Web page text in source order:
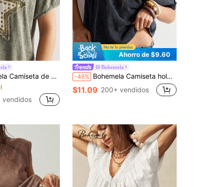
y casual con estampado estilo boho campestre de verano
vendidos
Ahorro de $9.60
Bohemela
-46% Bohemela Camiseta holgada de mujer bohemia de unicolor lavada con cuello redondo, decoración de ojetes metálicos y mangas cortas, adecuada para salidas casuales, festivales de música, fiestas, superposición y relajación en casa. Top negro, camiseta gráfica, diario, verano, estilo de concierto
$11.09 200+ vendidos